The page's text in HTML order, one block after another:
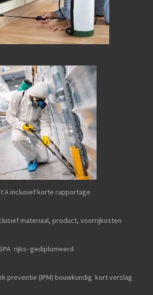
A inclusief korte rapportage
materiaal, product, voorrijkosten
SVO/SPA rijks- gediplomeerd
preventie (IPM) bouwkundig kort verslag